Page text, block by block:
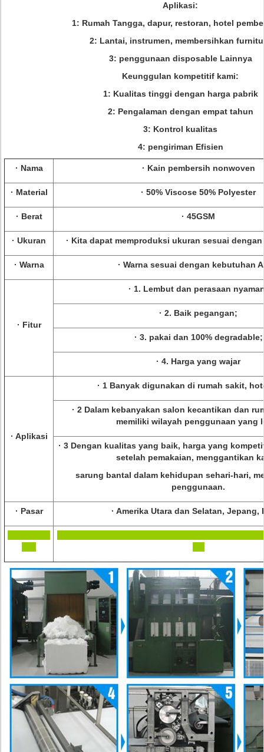
Aplikasi:
1: Rumah Tangga, dapur, restoran, hotel
2: Lantai, instrumen, membersihkan
3: penggunaan disposable Lainnya
Keunggulan kompetitif kami:
1: Kualitas tinggi dengan harga pabrik
2: Pengalaman dengan empat tahun
3: Kontrol kualitas
4: pengiriman Efisien
· Nama · Kain pembersih nonwoven
· Material · 50% Viscose 50% Polyester
· Berat · 45GSM
· Ukuran · Kita dapat memproduksi ukuran sesuai
· Warna · Warna sesuai dengan kebutuhan
· Fitur
· 1. Lembut dan perasaan
· 2. Baik pegangan;
· 3. pakai dan 100% degradable;
· 4. Harga yang wajar
· Aplikasi
· 1 Banyak digunakan di rumah sakit,
· 2 Dalam kebanyakan salon kecantikan dan
memiliki wilayah penggunaan yang
· 3 Dengan kualitas yang baik, harga yang
setelah pemakaian, menggantikan
sarung bantal dalam kehidupan sehari-hari,
penggunaan.
· Pasar · Amerika Utara dan Selatan, Jepang,